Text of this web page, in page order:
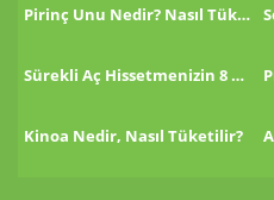
Pirinç Unu Nedir? Nasıl Tüketilir?
Sürekli Aç Hissetmenizin 8 Nedeni!
Kinoa Nedir, Nasıl Tüketilir?